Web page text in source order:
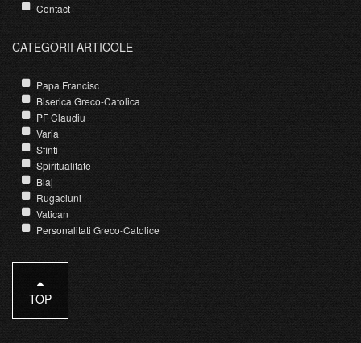
Contact
CATEGORII ARTICOLE
Papa Francisc
Biserica Greco-Catolica
PF Claudiu
Varia
Sfinti
Spiritualitate
Blaj
Rugaciuni
Vatican
Personalitati Greco-Catolice
TOP